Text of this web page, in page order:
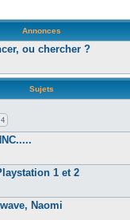
Annonces
ou chercher ?
Sujets
1 et 2
Naomi